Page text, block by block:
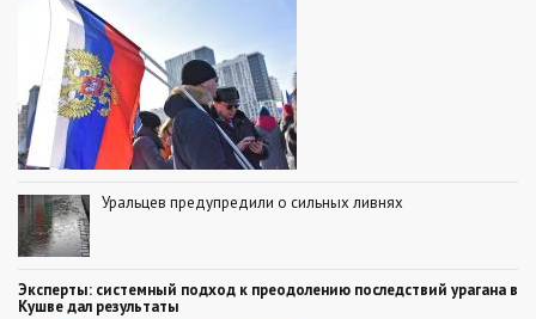
Уральцев предупредили о сильных ливнях
Эксперты: системный подход к преодолению последствий урагана в
Кушве дал результаты